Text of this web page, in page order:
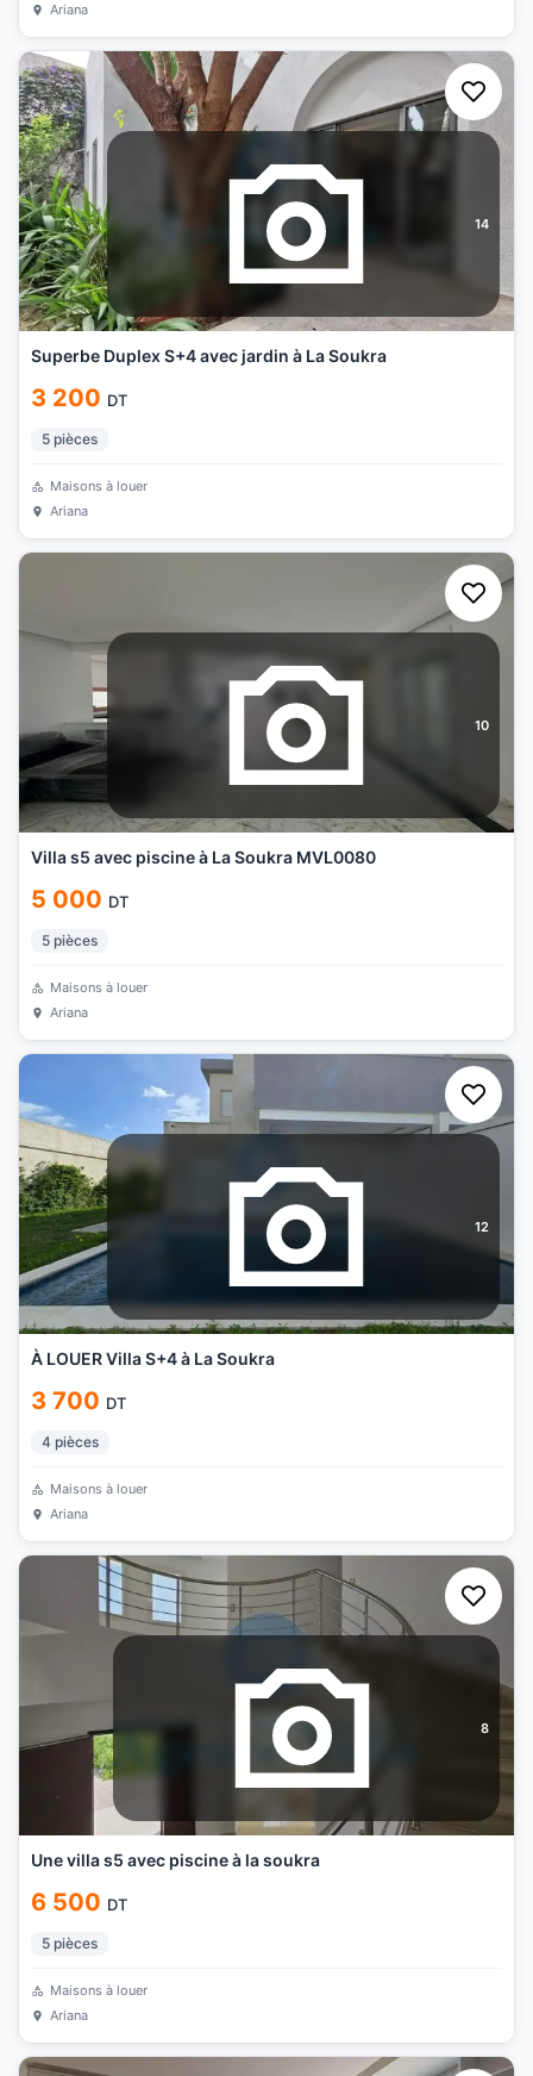
Ariana
14
Superbe Duplex S+4 avec jardin à La Soukra
3 200 DT
5 pièces
Maisons à louer
Ariana
10
Villa s5 avec piscine à La Soukra MVL0080
5 000 DT
5 pièces
Maisons à louer
Ariana
12
À LOUER Villa S+4 à La Soukra
3 700 DT
4 pièces
Maisons à louer
Ariana
8
Une villa s5 avec piscine à la soukra
6 500 DT
5 pièces
Maisons à louer
Ariana